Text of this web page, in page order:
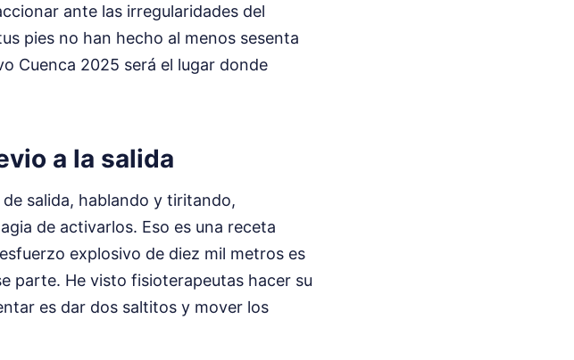
ante las irregularidades del
pies no han hecho al menos sesenta
Cuenca 2025 será el lugar donde
a la salida
salida, hablando y tiritando,
de activarlos. Eso es una receta
explosivo de diez mil metros es
parte. He visto fisioterapeutas hacer su
es dar dos saltitos y mover los